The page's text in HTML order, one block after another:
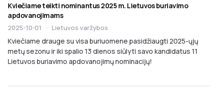
Kviečiame teikti nominantus 2025 m. Lietuvos buriavimo
apdovanojimams
2025-10-01 · Lietuvos varžybos
Kviečiame drauge su visa buriuomene pasidžiaugti 2025-ųjų
metų sezonu ir iki spalio 13 dienos siūlyti savo kandidatus 11
Lietuvos buriavimo apdovanojimų nominacijų!